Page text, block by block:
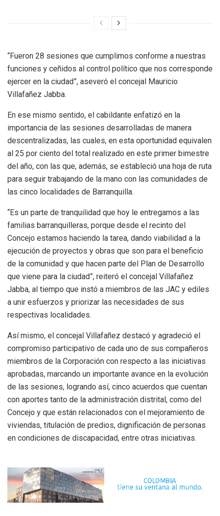
“Fueron 28 sesiones que cumplimos conforme a nuestras
funciones y ceñidos al control político que nos corresponde
ejercer en la ciudad”, aseveró el concejal Mauricio
Villafañez Jabba.
En ese mismo sentido, el cabildante enfatizó en la
importancia de las sesiones desarrolladas de manera
descentralizadas, las cuales, en esta oportunidad equivalen
al 25 por ciento del total realizado en este primer bimestre
del año, con las que, además, se estableció una hoja de ruta
para seguir trabajando de la mano con las comunidades de
las cinco localidades de Barranquilla.
“Es un parte de tranquilidad que hoy le entregamos a las
familias barranquilleras, porque desde el recinto del
Concejo estamos haciendo la tarea, dando viabilidad a la
ejecución de proyectos y obras que son para el beneficio
de la comunidad y que hacen parte del Plan de Desarrollo
que viene para la ciudad”, reiteró el concejal Villafañez
Jabba, al tiempo que instó a miembros de las JAC y ediles
a unir esfuerzos y priorizar las necesidades de sus
respectivas localidades.
Así mismo, el concejal Villafañez destacó y agradeció el
compromiso participativo de cada uno de sus compañeros
miembros de la Corporación con respecto a las iniciativas
aprobadas, marcando un importante avance en la evolución
de las sesiones, logrando así, cinco acuerdos que cuentan
con aportes tanto de la administración distrital, como del
Concejo y que están relacionados con el mejoramiento de
viviendas, titulación de predios, dignificación de personas
en condiciones de discapacidad, entre otras iniciativas.